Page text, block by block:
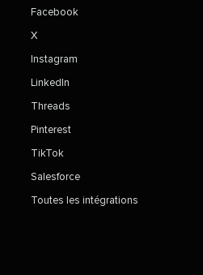
Facebook
X
Instagram
LinkedIn
Threads
Pinterest
TikTok
Salesforce
Toutes les intégrations